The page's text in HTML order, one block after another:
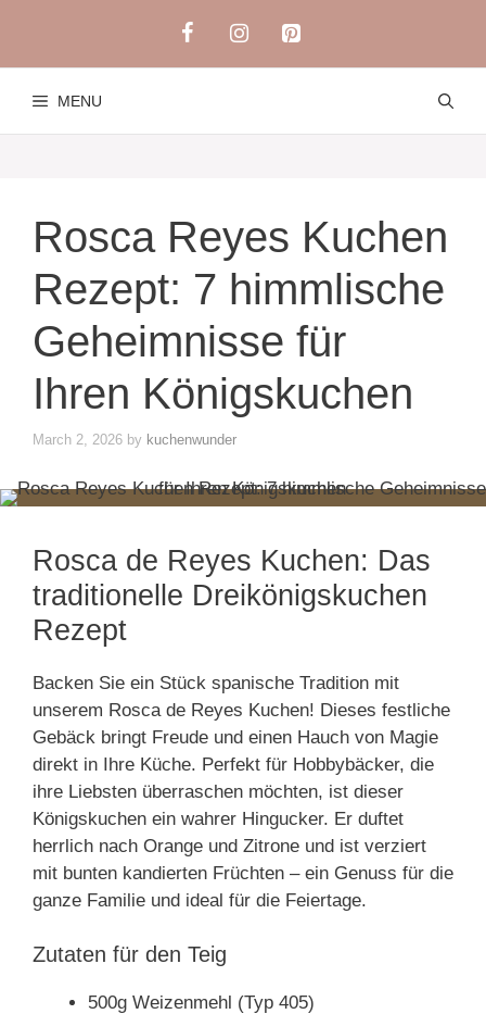
content
MENU
Rosca Reyes Kuchen
Rezept: 7 himmlische
Geheimnisse für
Ihren Königskuchen
March 2, 2026 by kuchenwunder
Rosca de Reyes Kuchen: Das
traditionelle Dreikönigskuchen
Rezept
Backen Sie ein Stück spanische Tradition mit
unserem Rosca de Reyes Kuchen! Dieses festliche
Gebäck bringt Freude und einen Hauch von Magie
direkt in Ihre Küche. Perfekt für Hobbybäcker, die
ihre Liebsten überraschen möchten, ist dieser
Königskuchen ein wahrer Hingucker. Er duftet
herrlich nach Orange und Zitrone und ist verziert
mit bunten kandierten Früchten – ein Genuss für die
ganze Familie und ideal für die Feiertage.
Zutaten für den Teig
500g Weizenmehl (Typ 405)